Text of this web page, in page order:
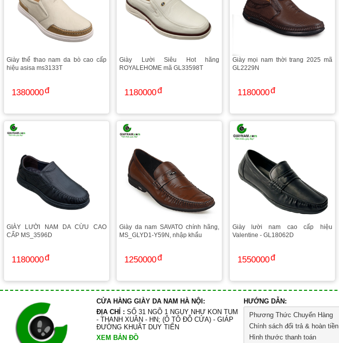
Giày thể thao nam da bò cao cấp
hiệu asisa ms3133T
1380000
Giày Lười Siêu Hot hãng
ROYALEHOME mã GL33598T
1180000
Giày mọi nam thời trang 2025 mã
GL2229N
1180000
GIÀY LƯỜI NAM DA CỪU CAO
CẤP MS_3596D
1180000
Giày da nam SAVATO chính hãng,
MS_GLYD1-Y59N, nhập khẩu
1250000
Giày lười nam cao cấp hiệu
Valentine - GL18062D
1550000
CỬA HÀNG GIÀY DA NAM HÀ NỘI:
ĐỊA CHỈ : SỐ 31 NGÕ 1 NGỤY NHƯ KON TUM
- THANH XUÂN - HN; (Ô TÔ ĐỖ CỬA) - GIÁP
ĐƯỜNG KHUẤT DUY TIẾN
XEM BẢN ĐỒ
HƯỚNG DẪN:
Phương Thức Chuyển Hàng
Chính sách đổi trả & hoàn tiền
Hình thước thanh toán